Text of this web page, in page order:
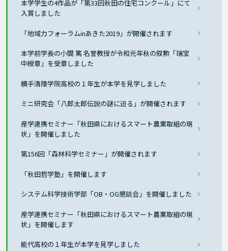
本学学生の4作品が「第33回秋田の住宅コンクール」にて
入賞しました
「地域力フォーラムinあきた2019」が開催されます
本学前学長の小間 篤 名誉教授が令和元年秋の叙勲「瑞宝
中綬章」を受章しました
横手清陵学院高校の１年生が本学を見学しました
ミニ研究会「八郎太郎伝説の謎に迫る」が開催されます
産学連携セミナー「秋田県におけるスマート農業取組の現
状」を開催しました
第156回「森林科学セミナー」が開催されます
「秋田哲学塾」を開催します
システム科学技術学部「OB・OG懇談会」を開催しました
産学連携セミナー「秋田県におけるスマート農業取組の現
状」を開催します
能代高校の１年生が本学を見学しました